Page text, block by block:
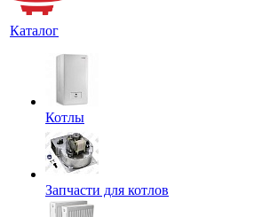
Каталог
Котлы
Запчасти для котлов